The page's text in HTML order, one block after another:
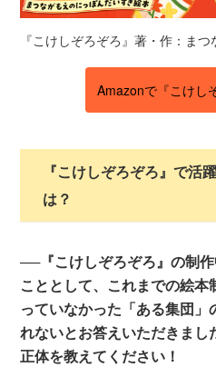
『こけしぞろぞろ』著・作：まつ
Amazonで『こけし
『こけしぞろぞろ』で活
は？
──『こけしぞろぞろ』の制
こととして、これまでの絵
っていなかった「ある集団
れないとお答えいただきま
正体を教えてください！